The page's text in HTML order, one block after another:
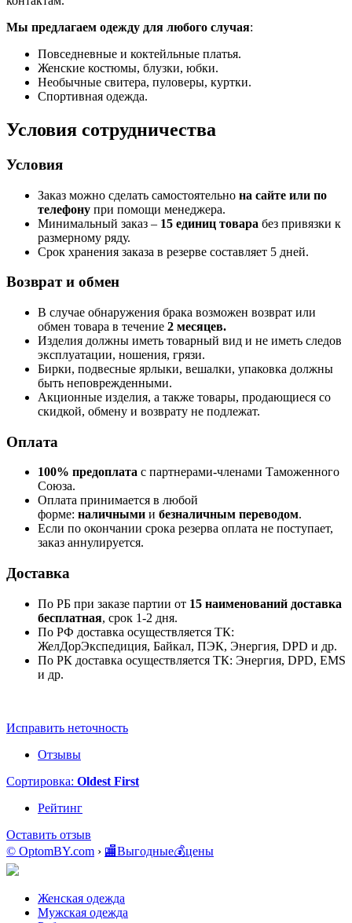
Мы предлагаем одежду для любого случая:
Повседневные и коктейльные платья.
Женские костюмы, блузки, юбки.
Необычные свитера, пуловеры, куртки.
Спортивная одежда.
Условия сотрудничества
Условия
Заказ можно сделать самостоятельно на сайте или по
телефону при помощи менеджера.
Минимальный заказ – 15 единиц товара без привязки к
размерному ряду.
Срок хранения заказа в резерве составляет 5 дней.
Возврат и обмен
В случае обнаружения брака возможен возврат или
обмен товара в течение 2 месяцев.
Изделия должны иметь товарный вид и не иметь следов
эксплуатации, ношения, грязи.
Бирки, подвесные ярлыки, вешалки, упаковка должны
быть неповрежденными.
Акционные изделия, а также товары, продающиеся со
скидкой, обмену и возврату не подлежат.
Оплата
100% предоплата с партнерами-членами Таможенного
Союза.
Оплата принимается в любой
форме: наличными и безналичным переводом.
Если по окончании срока резерва оплата не поступает,
заказ аннулируется.
Доставка
По РБ при заказе партии от 15 наименований доставка
бесплатная, срок 1-2 дня.
По РФ доставка осуществляется ТК:
ЖелДорЭкспедиция, Байкал, ПЭК, Энергия, DPD и др.
По РК доставка осуществляется ТК: Энергия, DPD, EMS
и др.
Исправить неточность
Отзывы
Сортировка: Oldest First
Рейтинг
Оставить отзыв
© OptomBY.com › 🏬Выгодные💰цены
Женская одежда
Мужская одежда